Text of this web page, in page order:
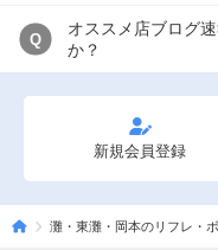
Q
オススメ店ブログ
か？
新規会員登録
灘・東灘・岡本のリフレ・